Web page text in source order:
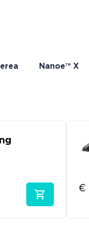
Nanoe™ X
€